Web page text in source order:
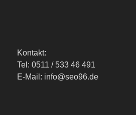
Kontakt:
Tel: 0511 / 533 46 491
E-Mail: info@seo96.de